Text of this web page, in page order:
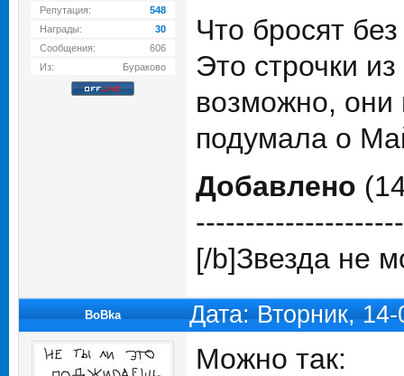
Репутация:
548
Награды:
30
Сообщения:
606
Из:
Бураково
Что бросят
Это строчки
возможно, они
подумала о
Добавлено
[/b]Звезда не
BoBka Дата: Вторник,
Можно так: